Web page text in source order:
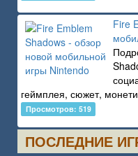
Fire
геймплея, сюжет,
Просмотров: 519
ПОСЛЕДНИЕ